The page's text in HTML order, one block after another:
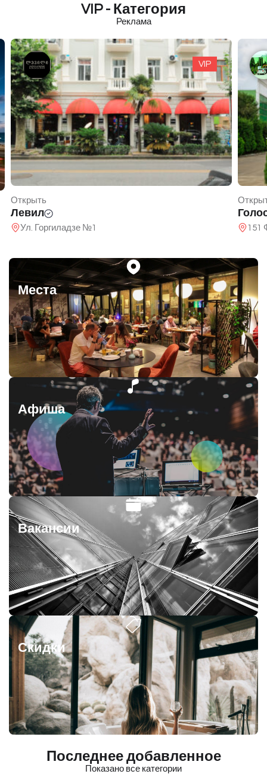
VIP - Категория
Реклама
VIP
Открыть
Голос
151 Фридона Халваши
Места
Афиша
Вакансии
Скидки
Последнее добавленное
Показано все категории